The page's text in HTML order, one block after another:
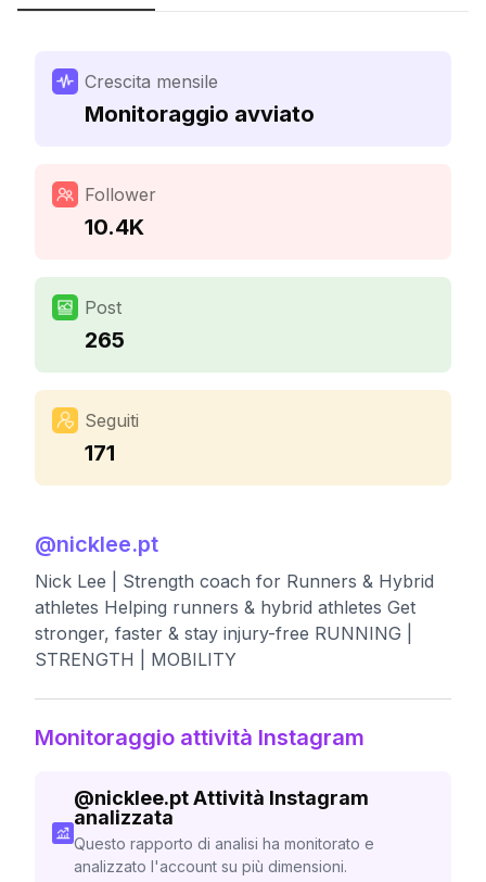
Crescita mensile
Monitoraggio avviato
Follower
10.4K
Post
265
Seguiti
171
@nicklee.pt
Nick Lee | Strength coach for Runners & Hybrid
athletes Helping runners & hybrid athletes Get
stronger, faster & stay injury-free RUNNING |
STRENGTH | MOBILITY
Monitoraggio attività Instagram
@nicklee.ptAttività Instagram
analizzata
Questo rapporto di analisi ha monitorato e
analizzato l'account su più dimensioni.